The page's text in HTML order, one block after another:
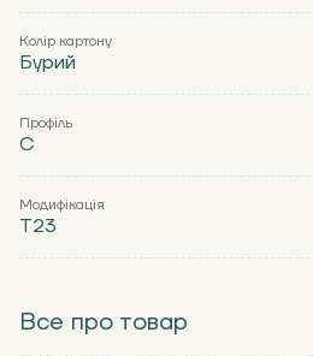
Колір картону
Бурий
Профіль
С
Модифікація
Т23
Все про товар